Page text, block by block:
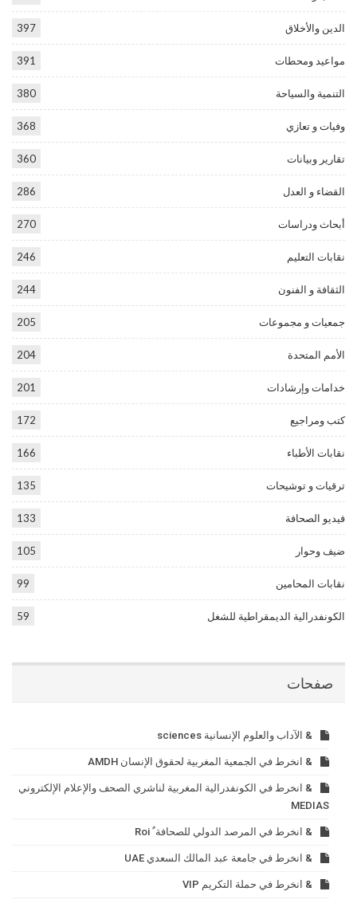
الدين والأخلاق 397
مواعيد ومحطات 391
التنمية والسياحة 380
وفيات و تعازي 368
تقارير وبيانات 360
القضاء و العدل 286
أبحاث ودراسات 270
نقابات التعليم 246
الثقافة و الفنون 244
جمعيات و مجموعات 205
الأمم المتحدة 204
خدامات وإرشادات 201
كتب ومراجيع 172
نقابات الأطباء 166
ترقيات و توشيحات 135
فيديو الصحافة 133
ضيف وحوار 105
نقابات المحامين 99
الكونفدرالية الديمقراطية للشغل 59
صفحات
& الآداب والعلوم الإنسانية sciences
& انخرط في الجمعية المغربية لحقوق الإنسان AMDH
& انخرط في الكونفدرالية المغربية لناشري الصحف والإعلام الإلكتروني
MEDIAS
& انخرط في المرصد الدولي للصحافة ٌ Roi
& انخرط في جامعة عبد المالك السعدي UAE
& انخرط في حملة التكريم VIP